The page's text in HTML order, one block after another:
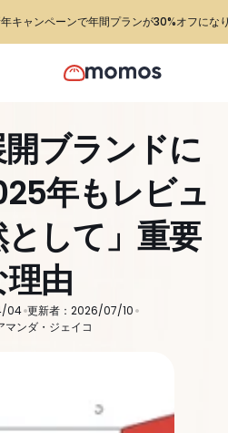
ブランドに
年もレビュ
して」重要
由
04 更新者：2026/07/10
マンダ・ジェイコ
キャンペーンで年間プランが30%オフにな